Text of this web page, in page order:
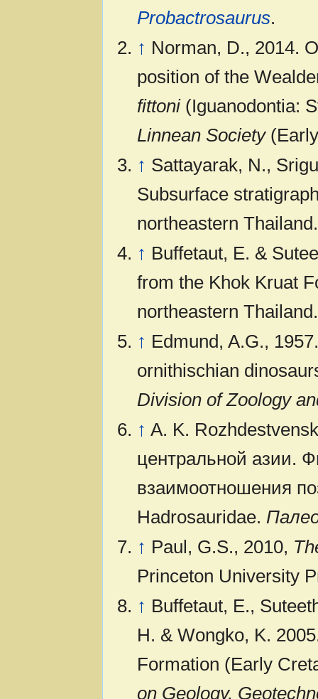
Probactrosaurus.
↑ Norman, D., 2014.
position of the
fittoni(Iguanodontia:
Linnean Society
↑ Sattayarak, N.,
Subsurface
northeastern
↑ Buffetaut, E. &
from the Khok Kruat
northeastern Thailand.
↑ Edmund, A.G.,
ornithischian
Division of Zoology
↑ A. K.
центральной азии.
взаимоотношения
Hadrosauridae.
↑ Paul, G.S., 2010,
Princeton University
↑ Buffetaut, E.,
H. & Wongko, K.
Formation (Early
on Geology,